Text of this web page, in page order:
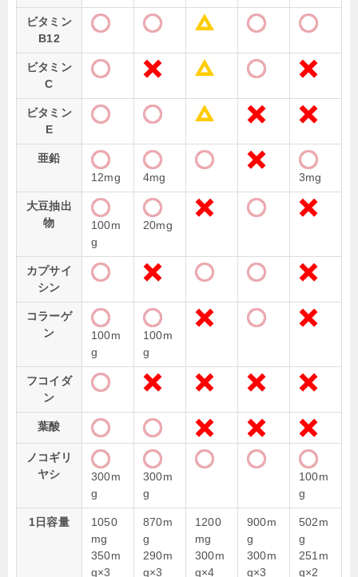
ビタミン
B12
ビタミン
C
ビタミン
E
亜鉛
12mg
4mg 3mg
大豆抽出
物
100m
g
20mg
カプサイ
シン
コラーゲ
ン
100m
g
100m
g
フコイダ
ン
葉酸
ノコギリ
ヤシ
300m
g
300m
g
100m
g
1日容量
1050
mg
350m
g×3
870m
g
290m
g×3
1200
mg
300m
g×4
900m
g
300m
g×3
502m
g
251m
g×2